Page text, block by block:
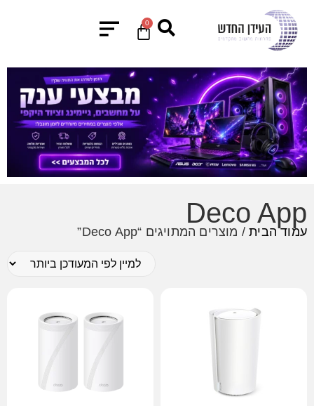
0
Deco App
עמוד הבית/ מוצרים המתויגים “Deco App”